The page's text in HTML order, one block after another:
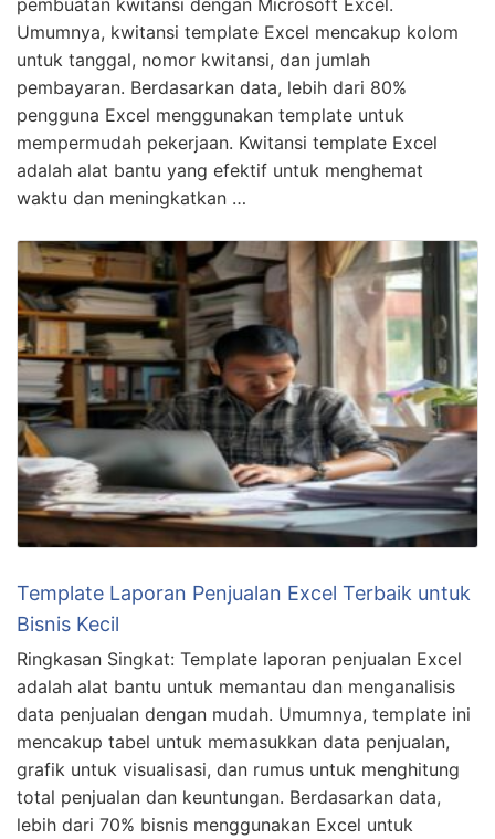
Umumnya, kwitansi template Excel mencakup kolom
untuk tanggal, nomor kwitansi, dan jumlah
pembayaran. Berdasarkan data, lebih dari 80%
pengguna Excel menggunakan template untuk
mempermudah pekerjaan. Kwitansi template Excel
adalah alat bantu yang efektif untuk menghemat
waktu dan meningkatkan …
Template Laporan Penjualan Excel Terbaik untuk
Bisnis Kecil
Ringkasan Singkat: Template laporan penjualan Excel
adalah alat bantu untuk memantau dan menganalisis
data penjualan dengan mudah. Umumnya, template ini
mencakup tabel untuk memasukkan data penjualan,
grafik untuk visualisasi, dan rumus untuk menghitung
total penjualan dan keuntungan. Berdasarkan data,
lebih dari 70% bisnis menggunakan Excel untuk